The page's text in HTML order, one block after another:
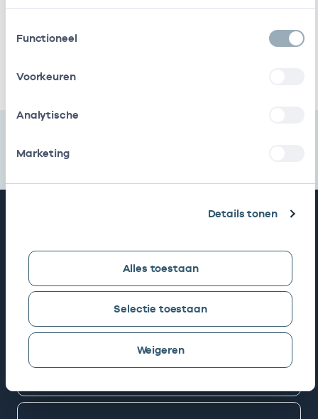
Functioneel
Voorkeuren
Analytische
Marketing
Details tonen
Alles toestaan
Selectie toestaan
Weigeren
Gezond
AGB zoeken
AGB aanvragen